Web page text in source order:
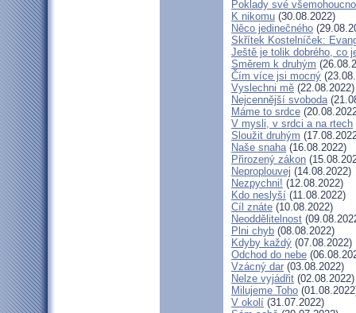
Poklady své
K nikomu (30.08.2022)
Něco jedinečného
Skřítek Kostelníček:
Ještě je tolik dobrého, co
Směrem k druhým
Čím více jsi mocný
Vyslechni mě (22.08.2022)
Nejcennější svoboda
Máme to srdce
V mysli, v srdci a na rtech
Sloužit druhým
Naše snaha(16.08.2022)
Přirozený zákon
Neproplouvej (14.08.2022)
Nezpychni! (12.08.2022)
Kdo neslyší (11.08.2022)
Cíl znáte (10.08.2022)
Neoddělitelnost
Plni chyb (08.08.2022)
Kdyby každý (07.08.2022)
Odchod do nebe
Vzácný dar (03.08.2022)
Nelze vyjádřit (02.08.2022)
Milujeme Toho
V okolí (31.07.2022)